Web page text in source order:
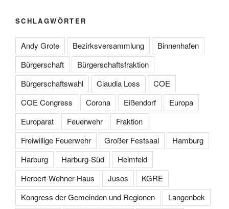
SCHLAGWÖRTER
Andy Grote Bezirksversammlung
Binnenhafen
Bürgerschaft
Bürgerschaftsfraktion
Bürgerschaftswahl
Claudia Loss
COE
COE Congress
Corona Eißendorf
Europa
Europarat
Feuerwehr
Fraktion
Freiwillige Feuerwehr
Großer Festsaal
Hamburg
Harburg
Harburg-Süd
Heimfeld
Herbert-Wehner-Haus
Jusos
KGRE
Kongress der Gemeinden und Regionen
Langenbek